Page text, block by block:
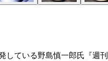
している野島慎一郎氏『週刊